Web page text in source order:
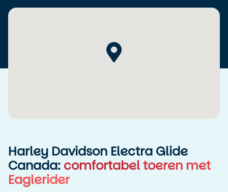
ingericht op een vlotte start, zodat je niet langer dan nodig
Vanaf Vancouver rijd je eenvoudig verschillende kanten
op. Veel reizigers kiezen voor de route richting Whistler via
afstanden gaat maken.
Harley Davidson Electra Glide
Canada: comfortabel toeren met
Eaglerider